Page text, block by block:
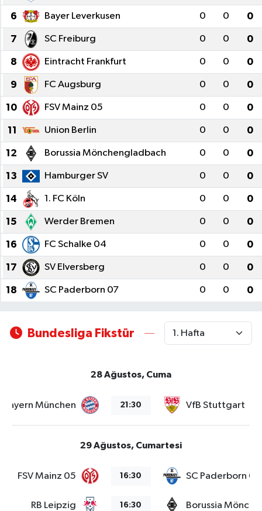
6 Bayer Leverkusen 0 0 0
7 SC Freiburg 0 0 0
8 Eintracht Frankfurt 0 0 0
9 FC Augsburg 0 0 0
10 FSV Mainz 05 0 0 0
11 Union Berlin 0 0 0
12 Borussia Mönchengladbach 0 0 0
13 Hamburger SV 0 0 0
14 1. FC Köln 0 0 0
15 Werder Bremen 0 0 0
16 FC Schalke 04 0 0 0
17 SV Elversberg 0 0 0
18 SC Paderborn 07 0 0 0
Bundesliga Fikstür
28 Ağustos, Cuma
Bayern München 21:30 VfB Stuttgart
29 Ağustos, Cumartesi
FSV Mainz 05 16:30 SC Paderborn 07
RB Leipzig 16:30 Borussia